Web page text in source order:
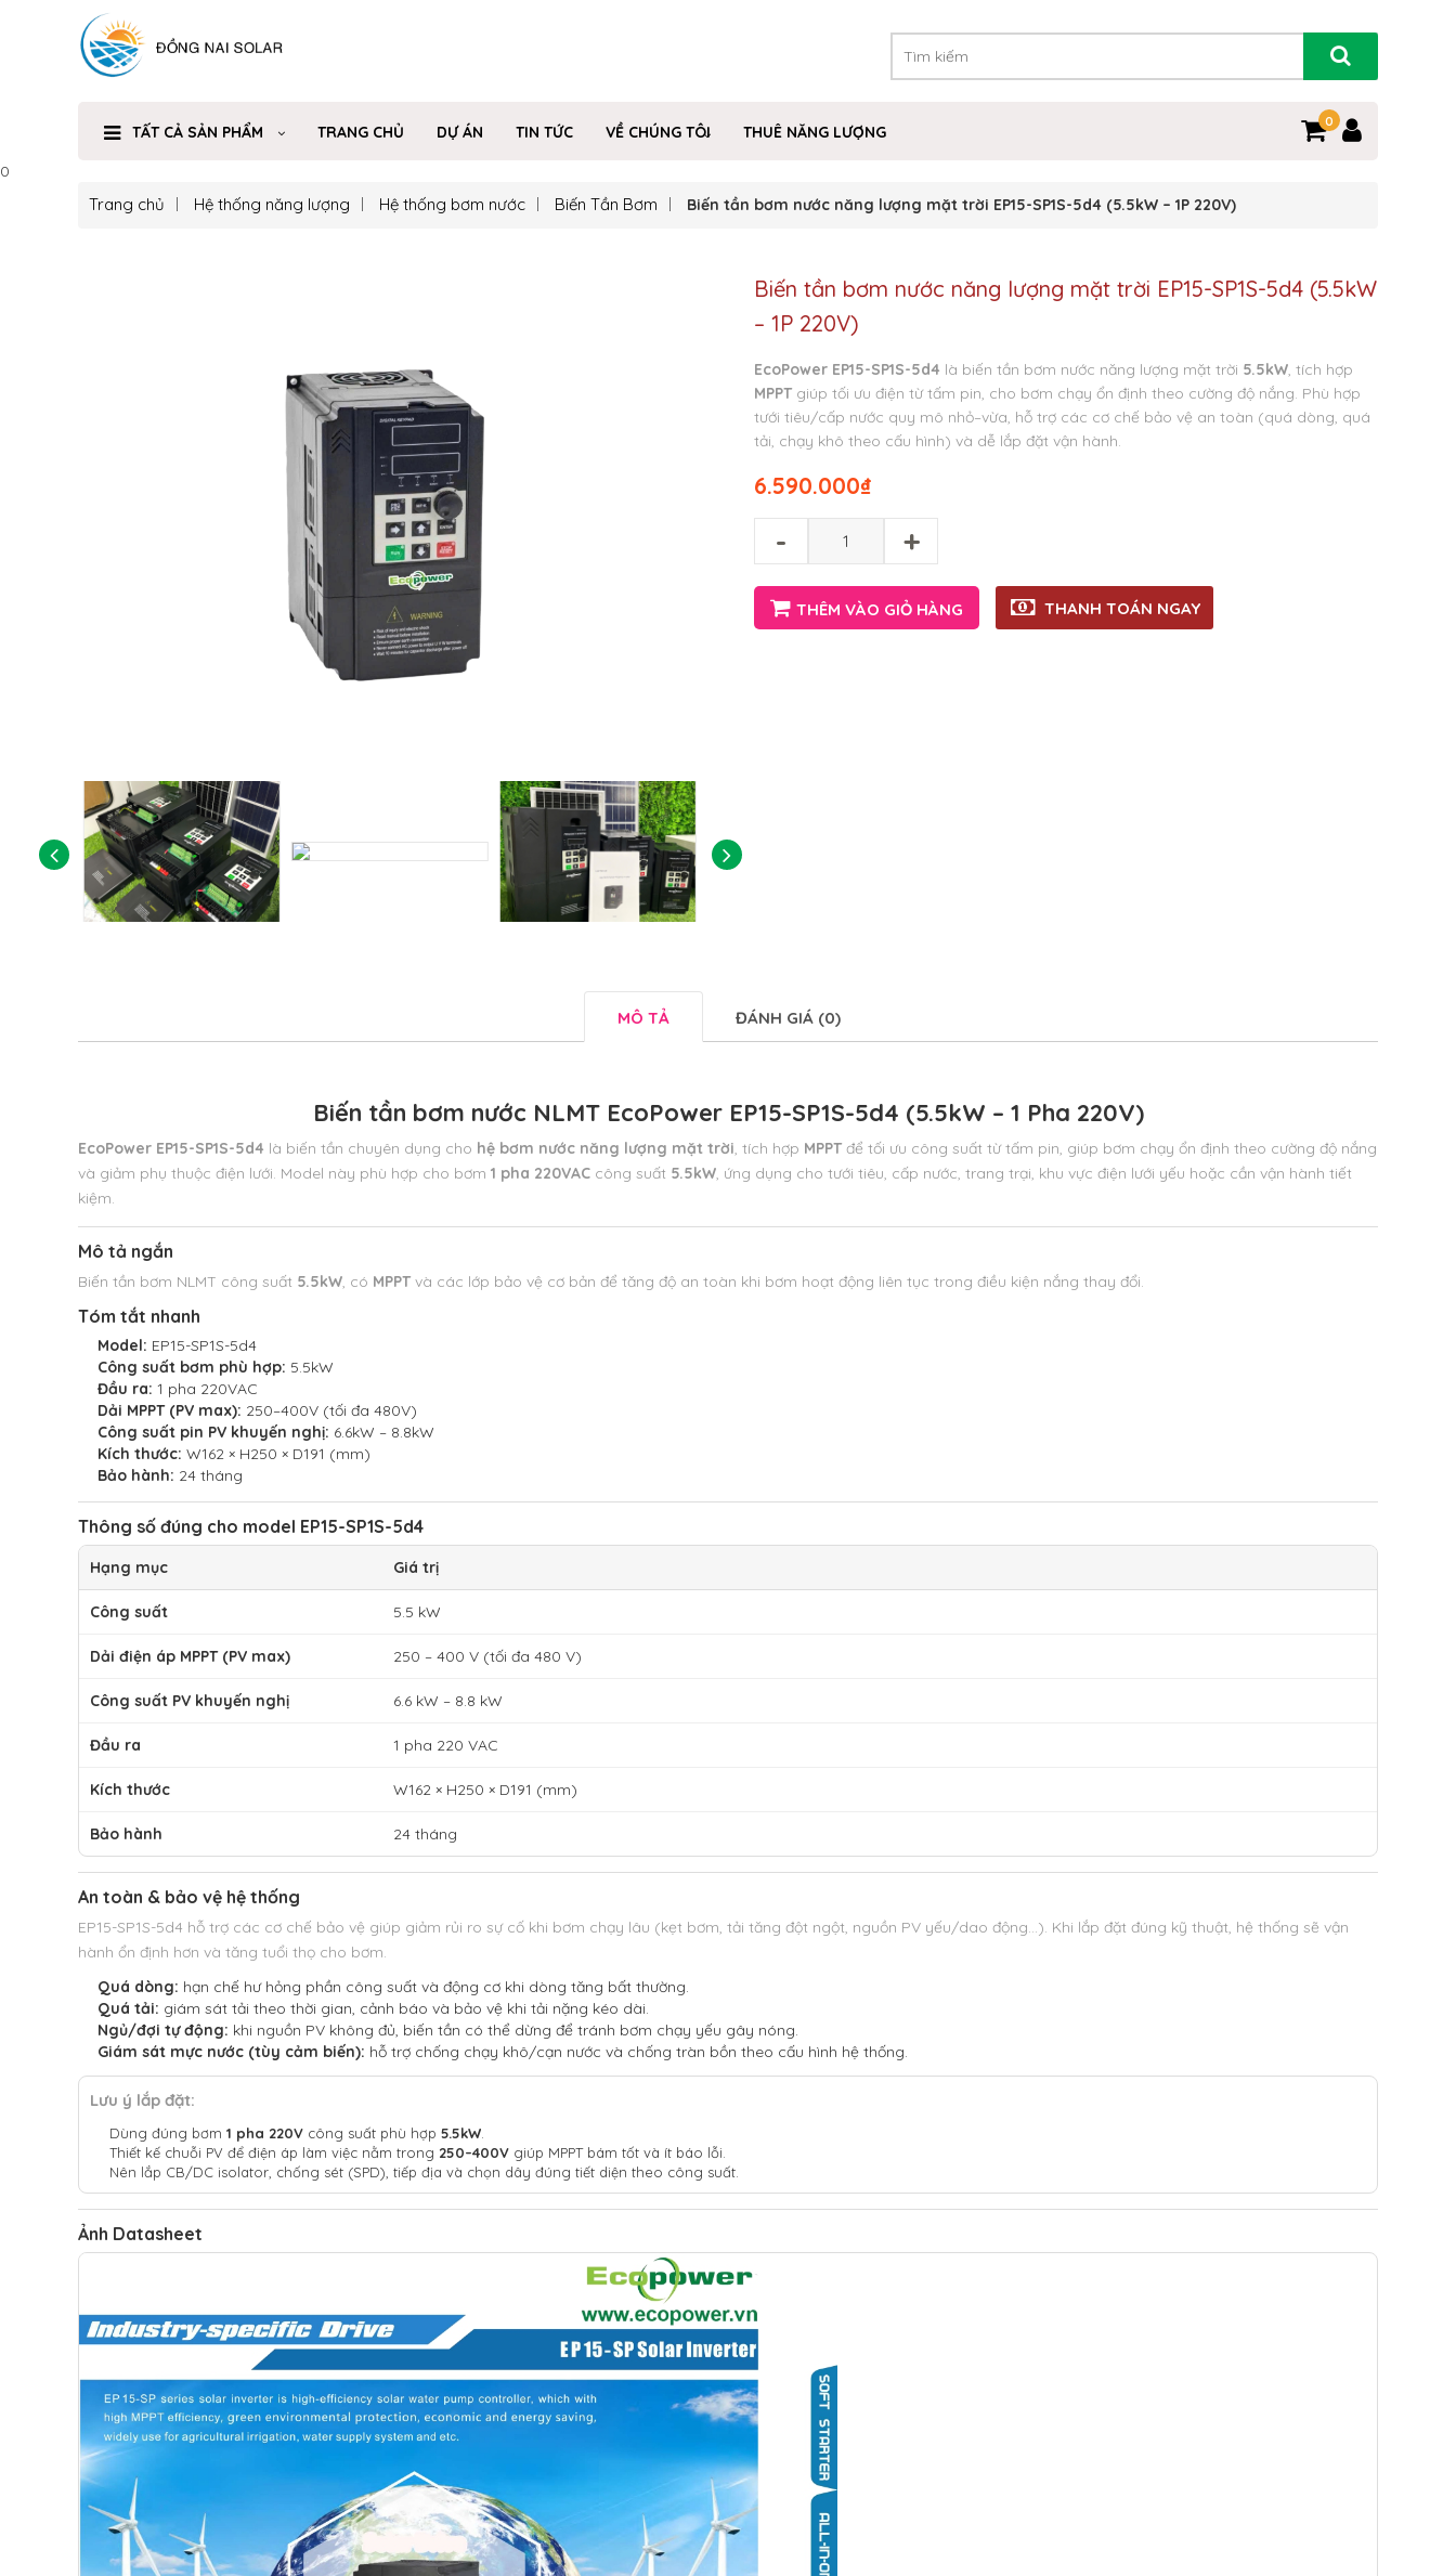
TẤT CẢ SẢN PHẨM TRANG CHỦ DỰ ÁN TIN TỨC VỀ CHÚNG TÔI THUÊ NĂNG LƯỢNG
0
0
Trang chủ Hệ thống năng lượng Hệ thống bơm nước Biến Tần Bơm Biến tần bơm nước năng lượng mặt trời EP15-SP1S-5d4 (5.5kW – 1P 220V)
Biến tần bơm nước năng lượng mặt trời EP15-SP1S-5d4 (5.5kW
– 1P 220V)
EcoPower EP15-SP1S-5d4 là biến tần bơm nước năng lượng mặt trời 5.5kW, tích hợp
MPPT giúp tối ưu điện từ tấm pin, cho bơm chạy ổn định theo cường độ nắng. Phù hợp
tưới tiêu/cấp nước quy mô nhỏ–vừa, hỗ trợ các cơ chế bảo vệ an toàn (quá dòng, quá
tải, chạy khô theo cấu hình) và dễ lắp đặt vận hành.
₫
6.590.000
- +
THÊM VÀO GIỎ HÀNG THANH TOÁN NGAY
MÔ TẢ ĐÁNH GIÁ (0)
Biến tần bơm nước NLMT EcoPower EP15-SP1S-5d4 (5.5kW – 1 Pha 220V)
EcoPower EP15-SP1S-5d4 là biến tần chuyên dụng cho hệ bơm nước năng lượng mặt trời, tích hợp MPPT để tối ưu công suất từ tấm pin, giúp bơm chạy ổn định theo cường độ nắng
và giảm phụ thuộc điện lưới. Model này phù hợp cho bơm 1 pha 220VAC công suất 5.5kW, ứng dụng cho tưới tiêu, cấp nước, trang trại, khu vực điện lưới yếu hoặc cần vận hành tiết
kiệm.
Mô tả ngắn
Biến tần bơm NLMT công suất 5.5kW, có MPPT và các lớp bảo vệ cơ bản để tăng độ an toàn khi bơm hoạt động liên tục trong điều kiện nắng thay đổi.
Tóm tắt nhanh
Model: EP15-SP1S-5d4
Công suất bơm phù hợp: 5.5kW
Đầu ra: 1 pha 220VAC
Dải MPPT (PV max): 250–400V (tối đa 480V)
Công suất pin PV khuyến nghị: 6.6kW – 8.8kW
Kích thước: W162 × H250 × D191 (mm)
Bảo hành: 24 tháng
Thông số đúng cho model EP15-SP1S-5d4
Hạng mục Giá trị
Công suất 5.5 kW
Dải điện áp MPPT (PV max) 250 – 400 V (tối đa 480 V)
Công suất PV khuyến nghị 6.6 kW – 8.8 kW
Đầu ra 1 pha 220 VAC
Kích thước W162 × H250 × D191 (mm)
Bảo hành 24 tháng
An toàn & bảo vệ hệ thống
EP15-SP1S-5d4 hỗ trợ các cơ chế bảo vệ giúp giảm rủi ro sự cố khi bơm chạy lâu (kẹt bơm, tải tăng đột ngột, nguồn PV yếu/dao động…). Khi lắp đặt đúng kỹ thuật, hệ thống sẽ vận
hành ổn định hơn và tăng tuổi thọ cho bơm.
Quá dòng: hạn chế hư hỏng phần công suất và động cơ khi dòng tăng bất thường.
Quá tải: giám sát tải theo thời gian, cảnh báo và bảo vệ khi tải nặng kéo dài.
Ngủ/đợi tự động: khi nguồn PV không đủ, biến tần có thể dừng để tránh bơm chạy yếu gây nóng.
Giám sát mực nước (tùy cảm biến): hỗ trợ chống chạy khô/cạn nước và chống tràn bồn theo cấu hình hệ thống.
Lưu ý lắp đặt:
Dùng đúng bơm 1 pha 220V công suất phù hợp 5.5kW
Thiết kế chuỗi PV để điện áp làm việc nằm trong 250–400V giúp MPPT bám tốt và ít báo lỗi.
Nên lắp CB/DC isolator, chống sét (SPD), tiếp địa và chọn dây đúng tiết diện theo công suất.
Ảnh Datasheet